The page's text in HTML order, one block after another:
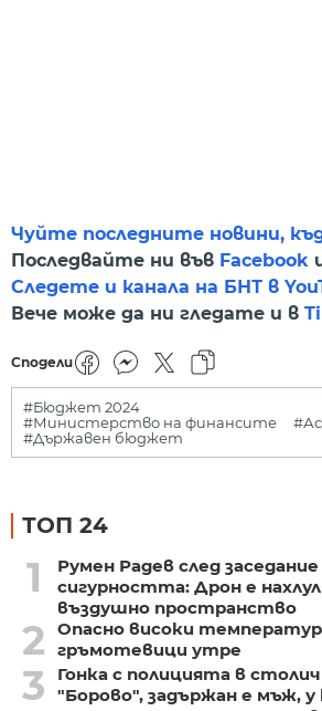
Чуйте последните новини,
Последвайте ни във Facebook
Следете и канала на БНТ в
Вече може да ни гледате и в
Сподели
#Бюджет 2024
#Министерство на финансите
#Държавен бюджет
ТОП 24
1
Румен Радев след
сигурността: Дрон е
въздушно пространство
2
Опасно високи
гръмотевици утре
3
Гонка с полицията в
"Борово", задържан е мъж, у